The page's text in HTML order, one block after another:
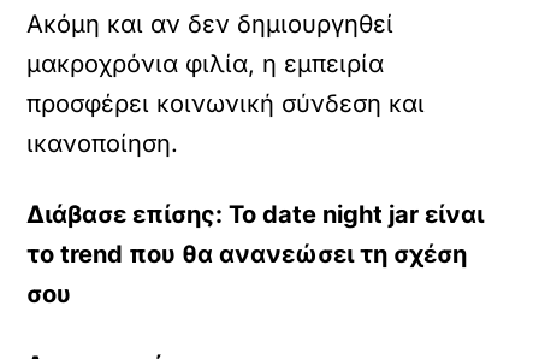
Ακόμη και αν δεν δημιουργηθεί
μακροχρόνια φιλία, η εμπειρία
προσφέρει κοινωνική σύνδεση και
ικανοποίηση.
Διάβασε επίσης: To date night jar είναι
το trend που θα ανανεώσει τη σχέση
σου